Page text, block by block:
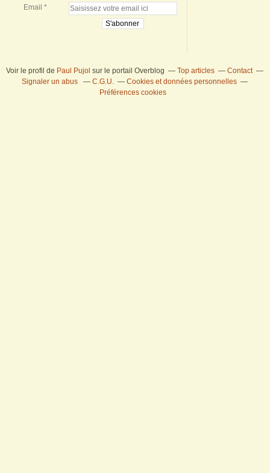
Email
Voir le profil de Paul Pujol sur le portail Overblog Top articles
Contact
Signaler un abus
C.G.U.
Cookies et données personnelles
Préférences cookies